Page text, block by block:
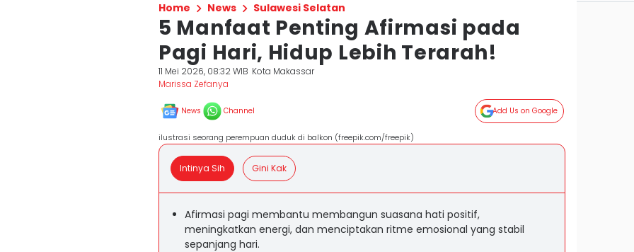
Home News Sulawesi Selatan
5 Manfaat Penting Afirmasi pada
Pagi Hari, Hidup Lebih Terarah!
11 Mei 2026, 08:32 WIB Kota Makassar
Marissa Zefanya
News Channel Add Us on Google
ilustrasi seorang perempuan duduk di balkon (freepik.com/freepik)
Intinya Sih Gini Kak
Afirmasi pagi membantu membangun suasana hati positif,
meningkatkan energi, dan menciptakan ritme emosional yang stabil
sepanjang hari.